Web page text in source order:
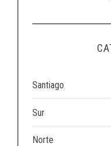
Santiago
Sur
Norte